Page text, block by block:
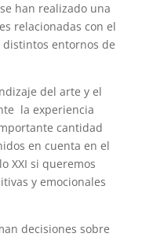
han realizado una
relacionadas con el
entornos de
del arte y el
la experiencia
cantidad
en cuenta en el
XXI si queremos
y emocionales
decisiones sobre